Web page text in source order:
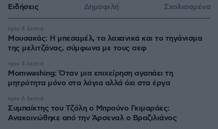
Ειδήσεις Δημοφιλή Σχολιασμένα
Μουσακάς: Η μπεσαμέλ, τα λαχανικά και το τηγάνισμα
της μελιτζάνας, σύμφωνα με τους σεφ
πριν 4 λεπτά
Momwashing: Όταν μια επιχείρηση αγαπάει τη
μητρότητα μόνο στα λόγια αλλά όχι στα έργα
πριν 4 λεπτά
Συμπαίκτης του Τζόλη ο Μπρούνο Γκιμαράες:
Ανακοινώθηκε από την Άρσεναλ ο Βραζιλιάνος
πριν 6 λεπτά